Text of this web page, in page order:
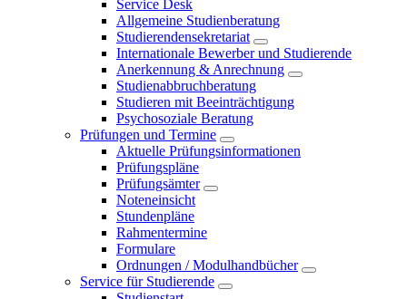
Service Desk
Allgemeine Studienberatung
Studierendensekretariat
Internationale Bewerber und Studierende
Anerkennung & Anrechnung
Studienabbruchberatung
Studieren mit Beeinträchtigung
Psychosoziale Beratung
Prüfungen und Termine
Aktuelle Prüfungsinformationen
Prüfungspläne
Prüfungsämter
Noteneinsicht
Stundenpläne
Rahmentermine
Formulare
Ordnungen / Modulhandbücher
Service für Studierende